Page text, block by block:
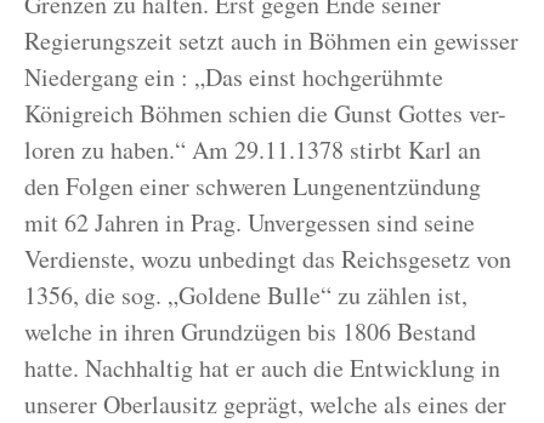
Regierungszeit setzt auch in Böhmen ein gewisser
Niedergang ein : „Das einst hochgerühmte
Königreich Böhmen schien die Gunst Gottes ver-
loren zu haben.“ Am 29.11.1378 stirbt Karl an
den Folgen einer schweren Lungenentzündung
mit 62 Jahren in Prag. Unvergessen sind seine
Verdienste, wozu unbedingt das Reichsgesetz von
1356, die sog. „Goldene Bulle“ zu zählen ist,
welche in ihren Grundzügen bis 1806 Bestand
hatte. Nachhaltig hat er auch die Entwicklung in
unserer Oberlausitz geprägt, welche als eines der